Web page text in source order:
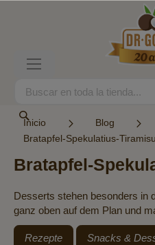
Search
Inicio Blog
Bratapfel-Spekulatius-Tiramisu
Bratapfel-
Desserts stehen besonders in
ganz oben auf dem Plan und
Rezepte Snacks &